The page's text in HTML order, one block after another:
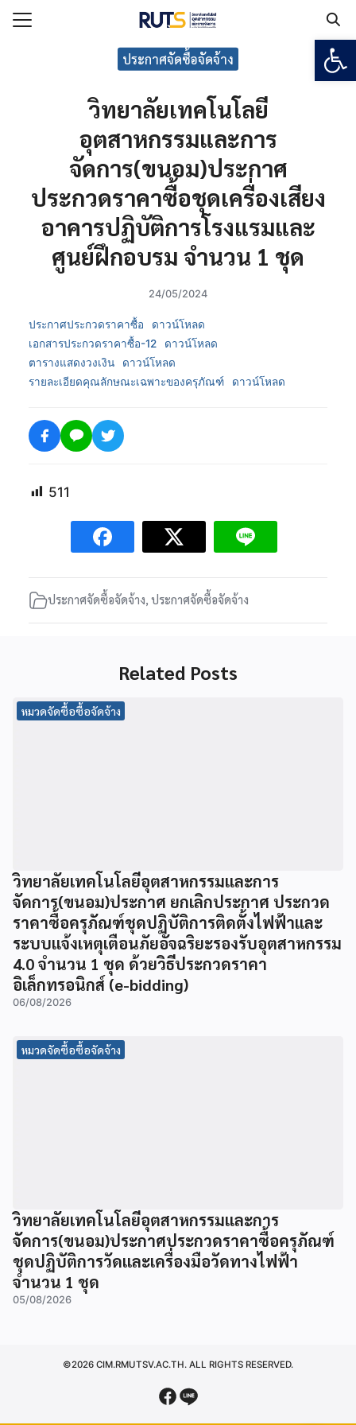
ประกาศจัดซื้อจัดจ้าง
วิทยาลัยเทคโนโลยี
อุตสาหกรรมและการ
จัดการ(ขนอม)ประกาศ
ประกวดราคาซื้อชุดเครื่องเสียง
อาคารปฏิบัติการโรงแรมและ
ศูนย์ฝึกอบรม จำนวน 1 ชุด
24/05/2024
ประกาศประกวดราคาซื้อ
ดาวน์โหลด
เอกสารประกวดราคาซื้อ-12
ดาวน์โหลด
ตารางแสดงวงเงิน
ดาวน์โหลด
รายละเอียดคุณลักษณะเฉพาะของครุภัณฑ์
ดาวน์โหลด
511
ประกาศจัดซื้อจัดจ้าง ประกาศจัดซื้อจัดจ้าง
Related Posts
หมวดจัดซื้อซื้อจัดจ้าง
วิทยาลัยเทคโนโลยีอุตสาหกรรมและการ
จัดการ(ขนอม)ประกาศ ยกเลิกประกาศ ประกวด
ราคาซื้อครุภัณฑ์ชุดปฏิบัติการติดตั้งไฟฟ้าและ
ระบบแจ้งเหตุเตือนภัยอัจฉริยะรองรับอุตสาหกรรม
4.0 จำนวน 1 ชุด ด้วยวิธีประกวดราคา
อิเล็กทรอนิกส์ (e-bidding)
06/08/2026
หมวดจัดซื้อซื้อจัดจ้าง
วิทยาลัยเทคโนโลยีอุตสาหกรรมและการ
จัดการ(ขนอม)ประกาศประกวดราคาซื้อครุภัณฑ์
ชุดปฏิบัติการวัดและเครื่องมือวัดทางไฟฟ้า
จำนวน 1 ชุด
05/08/2026
©2026 CIM.RMUTSV.AC.TH. ALL RIGHTS RESERVED.